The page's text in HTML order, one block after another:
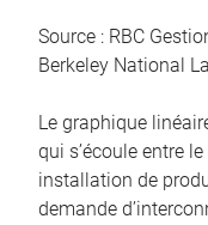
Source : RBC
Berkeley National
Le graphique
qui s’écoule entre
installation de
demande